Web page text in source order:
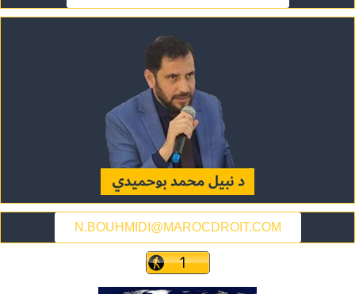
N.BOUHMIDI@MAROCDROIT.COM